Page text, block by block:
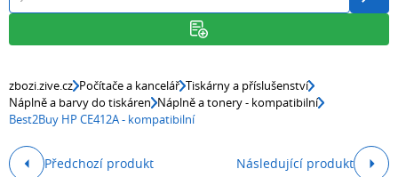
zbozi.zive.cz Počítače a kancelář Tiskárny a příslušenství
Náplně a barvy do tiskáren Náplně a tonery - kompatibilní
Best2Buy HP CE412A - kompatibilní
Předchozí produkt Následující produkt